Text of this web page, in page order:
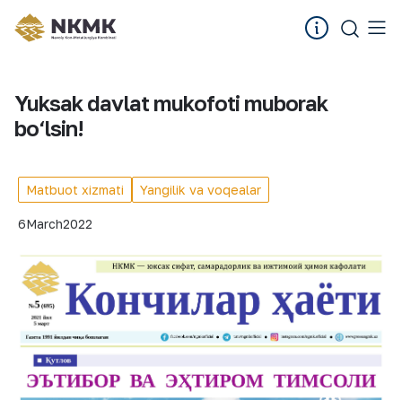
Yuksak davlat mukofoti muborak
bo‘lsin!
Matbuot xizmati Yangilik va voqealar
6March2022